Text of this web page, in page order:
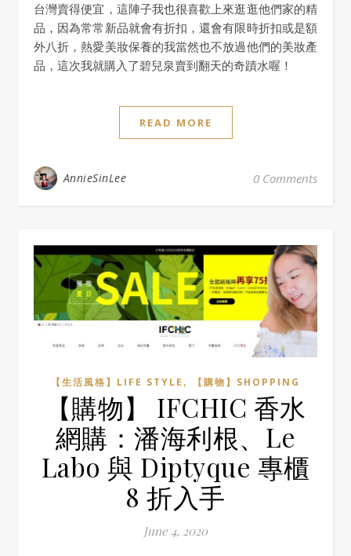
台灣賣得便宜，這陣子我也很喜歡上來逛逛他們家的精
品，因為常常新品就會有折扣，還會有限時折扣或是額
外八折，熱愛美妝保養的我當然也不放過他們的美妝產
品，這次我就購入了碧兒泉賣到翻天的奇蹟水喔！
READ MORE
AnnieSinLee 0 Comments
【生活風格】LIFE STYLE , 【購物】SHOPPING
【購物】 IFCHIC 香水
網購：潘海利根、Le
Labo 與 Diptyque 專櫃
8 折入手
June 4, 2020